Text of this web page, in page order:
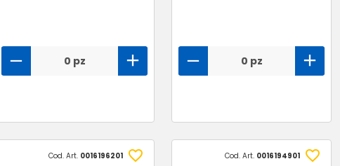
0 pz 0 pz
Cod. Art. 0016196201 Cod. Art. 0016194901